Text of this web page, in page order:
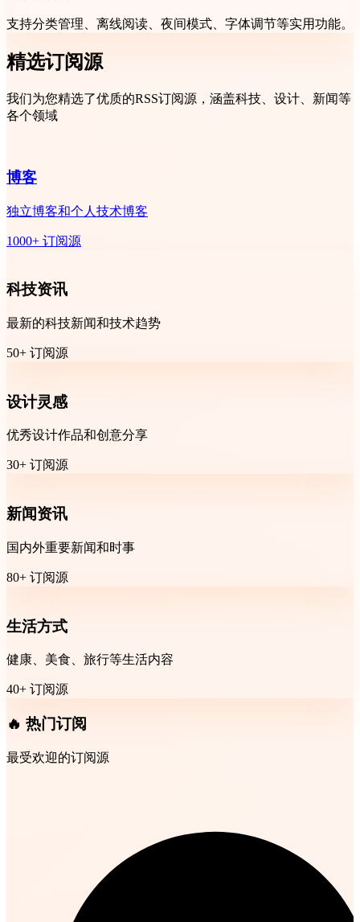
支持分类管理、离线阅读、夜间模式、字体调节等实用功能。
精选订阅源
我们为您精选了优质的RSS订阅源，涵盖科技、设计、新闻等
各个领域
博客
独立博客和个人技术博客
1000+ 订阅源
科技资讯
最新的科技新闻和技术趋势
50+ 订阅源
设计灵感
优秀设计作品和创意分享
30+ 订阅源
新闻资讯
国内外重要新闻和时事
80+ 订阅源
生活方式
健康、美食、旅行等生活内容
40+ 订阅源
🔥 热门订阅
最受欢迎的订阅源